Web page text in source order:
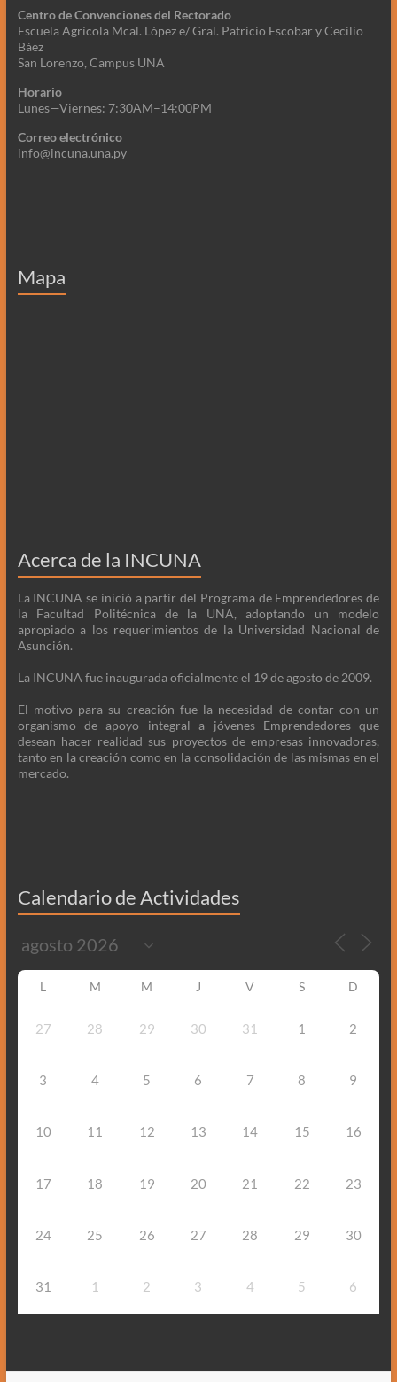
Centro de Convenciones del Rectorado
Escuela Agrícola Mcal. López e/ Gral. Patricio Escobar y Cecilio
Báez
San Lorenzo, Campus UNA
Horario
Lunes—Viernes: 7:30AM–14:00PM
Correo electrónico
info@incuna.una.py
Mapa
Acerca de la INCUNA
La INCUNA se inició a partir del Programa de Emprendedores de
la Facultad Politécnica de la UNA, adoptando un modelo
apropiado a los requerimientos de la Universidad Nacional de
Asunción.
La INCUNA fue inaugurada oficialmente el 19 de agosto de 2009.
El motivo para su creación fue la necesidad de contar con un
organismo de apoyo integral a jóvenes Emprendedores que
desean hacer realidad sus proyectos de empresas innovadoras,
tanto en la creación como en la consolidación de las mismas en el
mercado.
Calendario de Actividades
L M M J V S D
27 28 29 30 31 1 2
3 4 5 6 7 8 9
10 11 12 13 14 15 16
17 18 19 20 21 22 23
24 25 26 27 28 29 30
31 1 2 3 4 5 6